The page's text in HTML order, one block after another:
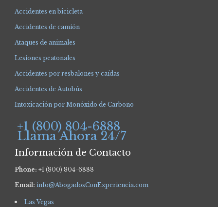
Accidentes en bicicleta
Accidentes de camión
Ataques de animales
Lesiones peatonales
Accidentes por resbalones y caídas
Accidentes de Autobús
Intoxicación por Monóxido de Carbono
+1 (800) 804-6888
Llama Ahora 24/7
Información de Contacto
Phone: +1 (800) 804-6888
Email: info@AbogadosConExperiencia.com
Las Vegas